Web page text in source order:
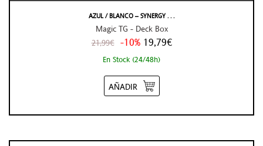
AZUL / BLANCO – SYNERGY . . .
Magic TG - Deck Box
21,99€ -10% 19,79€
En Stock (24/48h)
AÑADIR